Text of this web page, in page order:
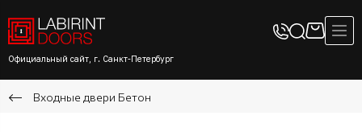
Официальный сайт, г. Санкт-Петербург
Входные двери Бетон